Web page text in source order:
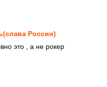
России)
это , а не рокер